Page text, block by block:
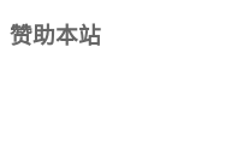
赞助本站